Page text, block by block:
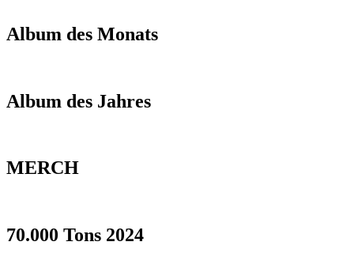
Album des Monats
Album des Jahres
MERCH
70.000 Tons 2024